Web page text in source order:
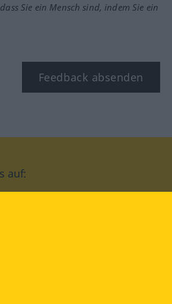
Sie ein Mensch sind, indem Sie ein
Feedback absenden
auf: